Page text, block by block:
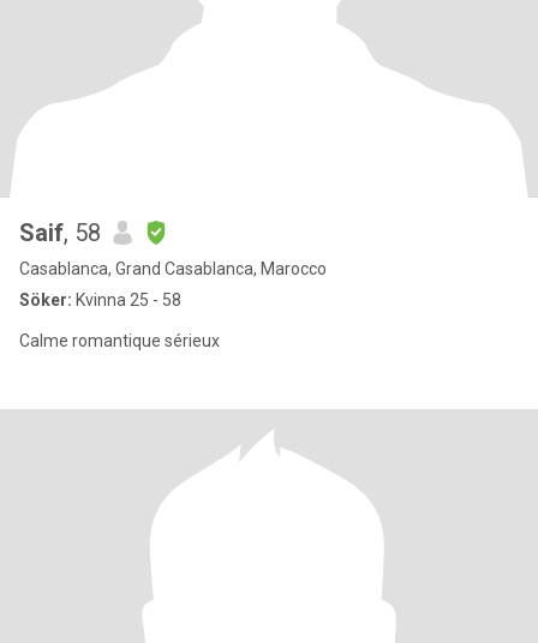
Saif, 58
Casablanca, Grand Casablanca, Marocco
Söker: Kvinna 25 - 58
Calme romantique sérieux